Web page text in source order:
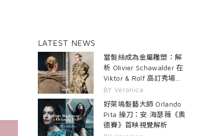
LATEST NEWS
當髮絲成為金屬雕塑：解
析 Olivier Schawalder 在
Viktor & Rolf 高訂秀場的
雙生髮藝
BY Veronica
好萊塢髮藝大師 Orlando
Pita 操刀：安·海瑟薇《奧
德賽》首映視覺解析